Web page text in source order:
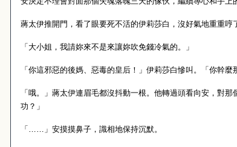
蔣太伊推開門，看了眼要死不活的伊莉莎白，沒好氣地重重哼
「大小姐，我請妳來不是來讓妳吹免錢冷氣的。」
「你這邪惡的後媽、惡毒的皇后！」伊莉莎白慘叫。「你幹
「哦。」蔣太伊連眉毛都沒抖動一根。他轉過頭看向安，對
功？」
「……」安摸摸鼻子，識相地保持沉默。